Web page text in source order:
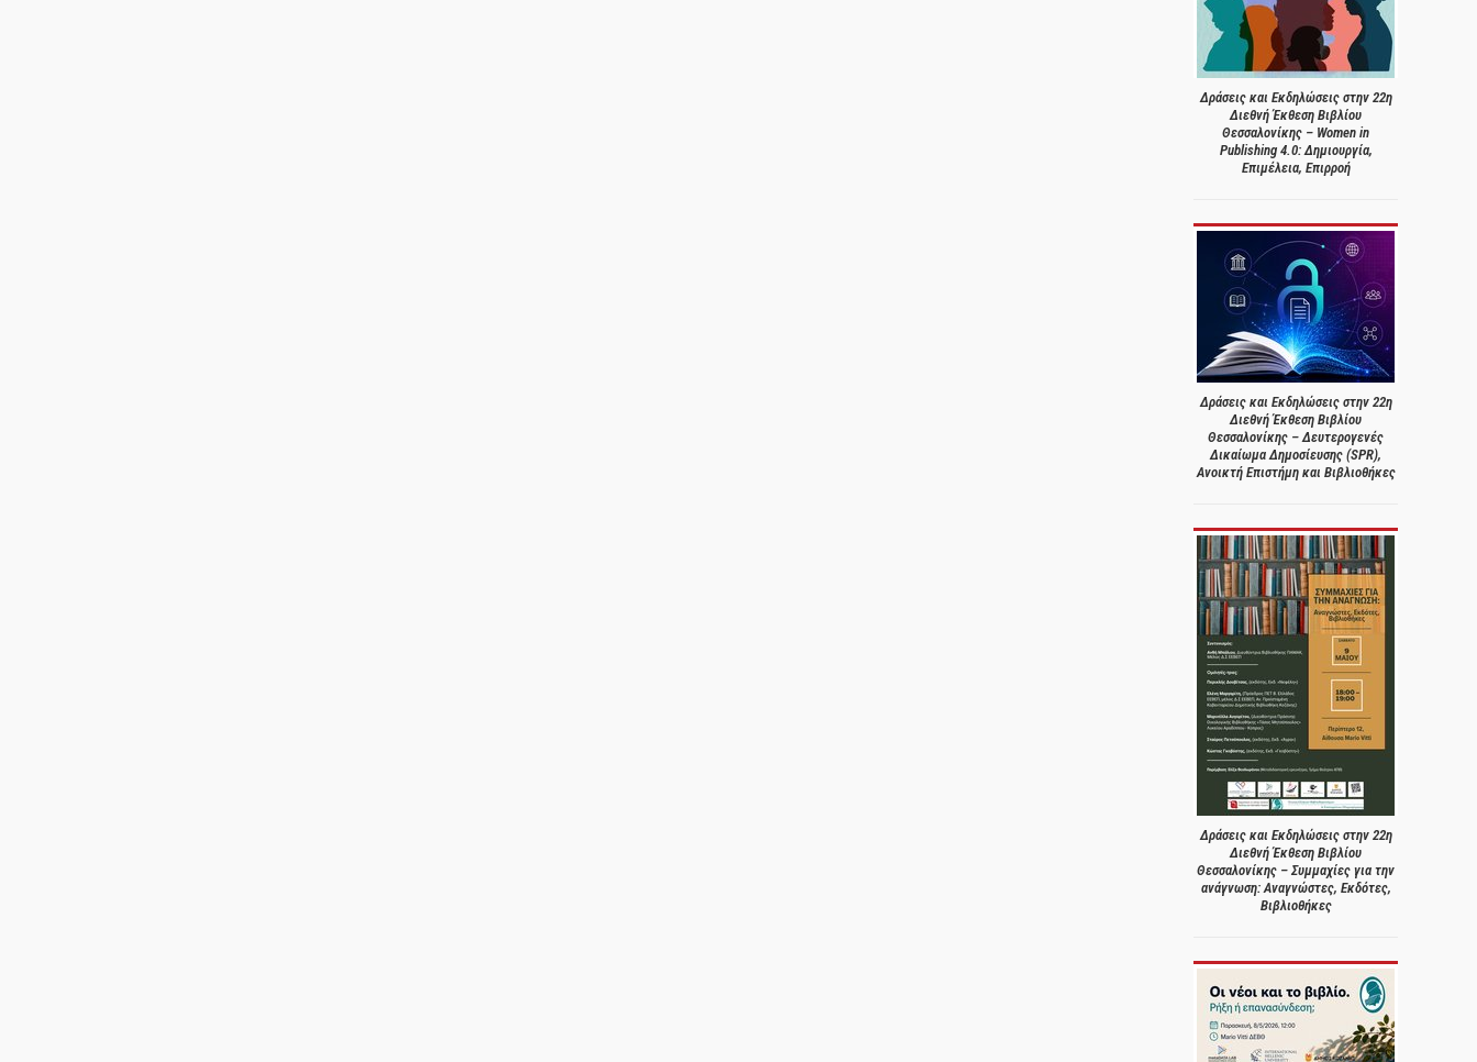
Δράσεις και Εκδηλώσεις στην 22η
Διεθνή Έκθεση Βιβλίου
Θεσσαλονίκης – Women in
Publishing 4.0: Δημιουργία,
Επιμέλεια, Επιρροή
Δράσεις και Εκδηλώσεις στην 22η
Διεθνή Έκθεση Βιβλίου
Θεσσαλονίκης – Δευτερογενές
Δικαίωμα Δημοσίευσης (SPR),
Ανοικτή Επιστήμη και Βιβλιοθήκες
Δράσεις και Εκδηλώσεις στην 22η
Διεθνή Έκθεση Βιβλίου
Θεσσαλονίκης – Συμμαχίες για την
ανάγνωση: Αναγνώστες, Εκδότες,
Βιβλιοθήκες